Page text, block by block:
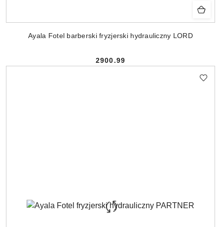
Ayala Fotel barberski fryzjerski hydrauliczny LORD
Cena:
2900.99